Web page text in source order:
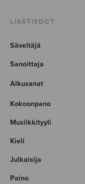
LISÄTIEDOT
Säveltäjä
Sanoittaja
Alkusanat
Kokoonpano
Musiikkityyli
Kieli
Julkaisija
Paino